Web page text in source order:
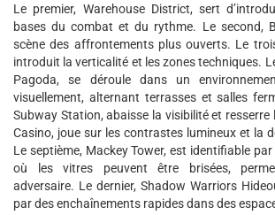
Le premier, Warehouse District, sert
bases du combat et du rythme. Le second,
scène des affrontements plus ouverts. Le
introduit la verticalité et les zones techniques.
Pagoda, se déroule dans un
visuellement, alternant terrasses et salles
Subway Station, abaisse la visibilité et resserre
Casino, joue sur les contrastes lumineux et la
Le septième, Mackey Tower, est identifiable
où les vitres peuvent être brisées,
adversaire. Le dernier, Shadow Warriors
par des enchaînements rapides dans des